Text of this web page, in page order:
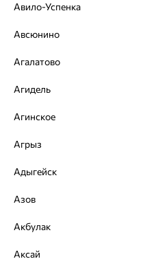
Авило-Успенка
Авсюнино
Агалатово
Агидель
Агинское
Агрыз
Адыгейск
Азов
Акбулак
Аксай